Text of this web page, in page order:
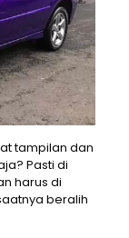
tampilan dan
Pasti di
harus di
beralih